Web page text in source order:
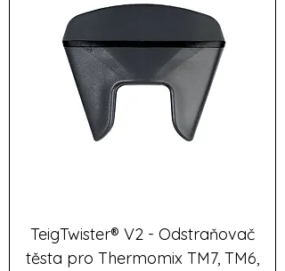
TeigTwister® V2 - Odstraňovač
těsta pro Thermomix TM7, TM6,